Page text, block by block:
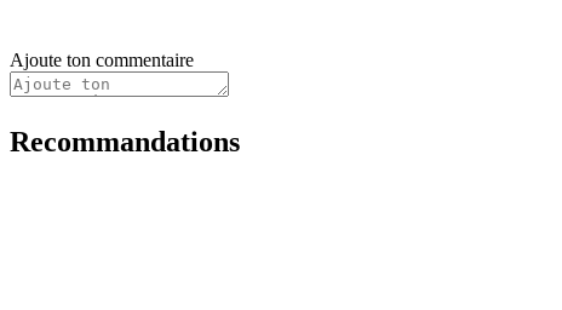
Ajoute ton commentaire
Recommandations